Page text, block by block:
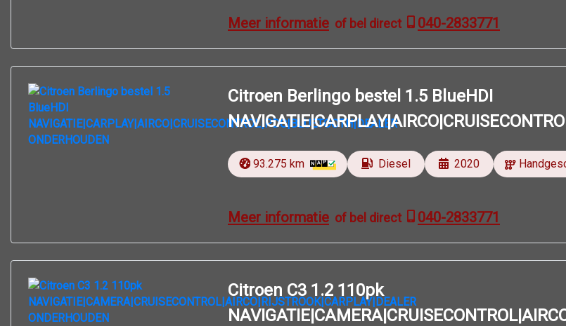
Meer informatie of bel direct 040-2833771
Citroen Berlingo bestel 1.5 BlueHDI
93.275 km Diesel 2020
Meer informatie of bel direct 040-2833771
Citroen C3 1.2 110pk